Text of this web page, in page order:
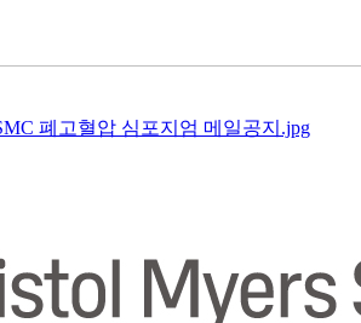
폐고혈압 심포지엄 메일공지.jpg